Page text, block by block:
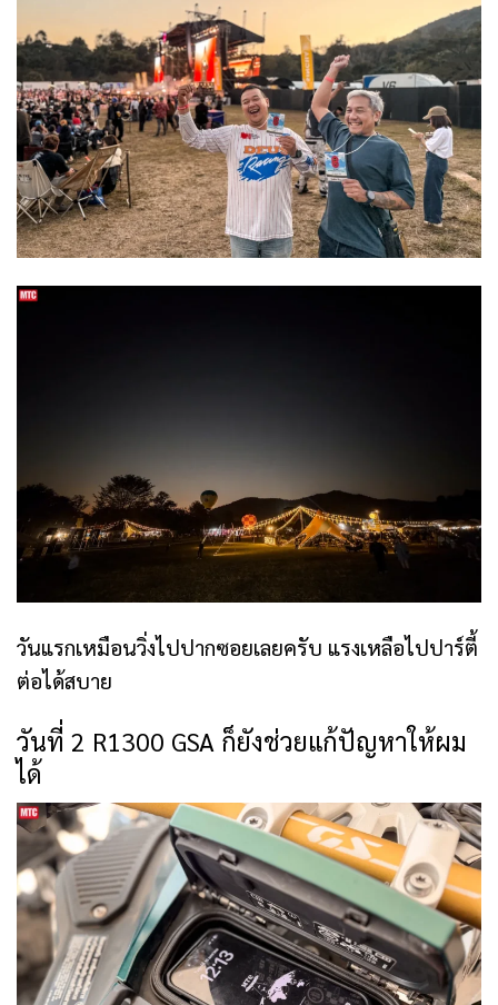
วันแรกเหมือนวิ่งไปปากซอยเลยครับ แรงเหลือไปปาร์ตี้
ต่อได้สบาย
วันที่ 2 R1300 GSA ก็ยังช่วยแก้ปัญหาให้ผม
ได้